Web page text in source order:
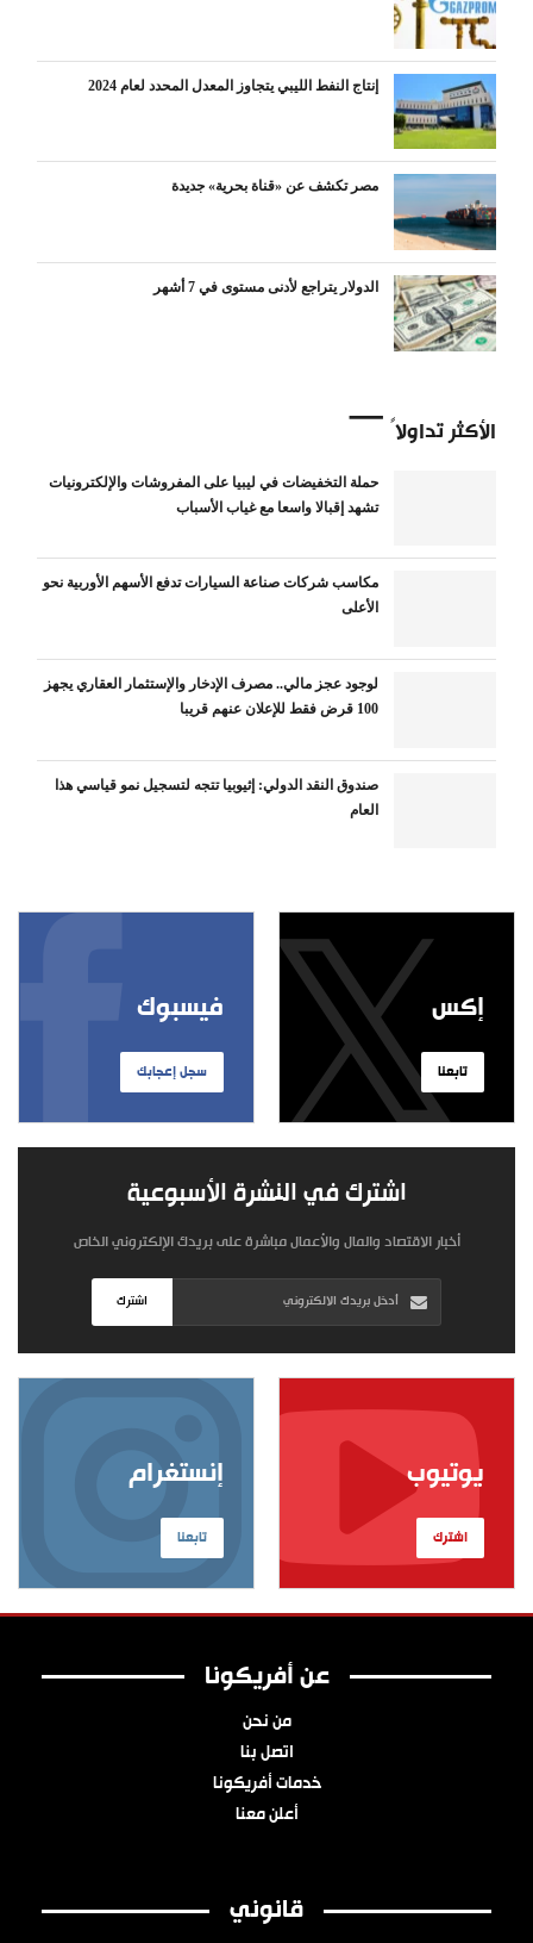
إنتاج النفط الليبي يتجاوز المعدل المحدد لعام 2024
مصر تكشف عن «قناة بحرية» جديدة
الدولار يتراجع لأدنى مستوى في 7 أشهر
الأكثر تداولاً
حملة التخفيضات في ليبيا على المفروشات والإلكترونيات
تشهد إقبالا واسعا مع غياب الأسباب
مكاسب شركات صناعة السيارات تدفع الأسهم الأوربية نحو
الأعلى
لوجود عجز مالي.. مصرف الإدخار والإستثمار العقاري يجهز
100 قرض فقط للإعلان عنهم قريبا
صندوق النقد الدولي: إثيوبيا تتجه لتسجيل نمو قياسي هذا
العام
فيسبوك
سجل إعجابك
إكس
تابعنا
اشترك في النشرة الأسبوعية
أخبار الاقتصاد والمال والأعمال مباشرة على بريدك الإلكتروني الخاص
اشترك
إنستغرام
تابعنا
يوتيوب
اشترك
عن أفريكونا
من نحن
اتصل بنا
خدمات أفريكونا
أعلن معنا
قانوني